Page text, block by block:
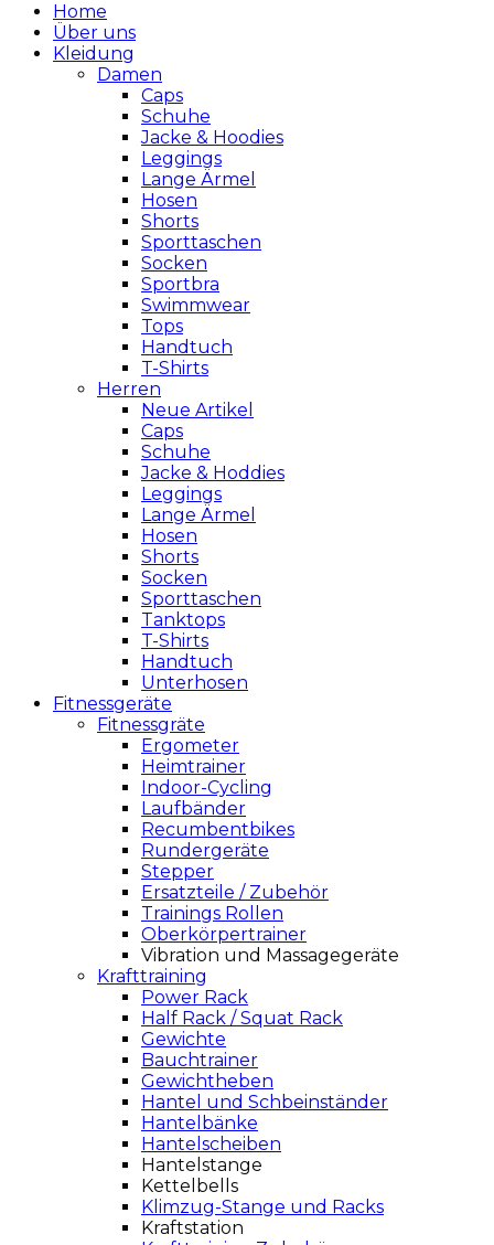
Home
Über uns
Kleidung
Damen
Caps
Schuhe
Jacke & Hoodies
Leggings
Lange Ärmel
Hosen
Shorts
Sporttaschen
Socken
Sportbra
Swimmwear
Tops
Handtuch
T-Shirts
Herren
Neue Artikel
Caps
Schuhe
Jacke & Hoddies
Leggings
Lange Ärmel
Hosen
Shorts
Socken
Sporttaschen
Tanktops
T-Shirts
Handtuch
Unterhosen
Fitnessgeräte
Fitnessgräte
Ergometer
Heimtrainer
Indoor-Cycling
Laufbänder
Recumbentbikes
Rundergeräte
Stepper
Ersatzteile / Zubehör
Trainings Rollen
Oberkörpertrainer
Vibration und Massagegeräte
Krafttraining
Power Rack
Half Rack / Squat Rack
Gewichte
Bauchtrainer
Gewichtheben
Hantel und Schbeinständer
Hantelbänke
Hantelscheiben
Hantelstange
Kettelbells
Klimzug-Stange und Racks
Kraftstation